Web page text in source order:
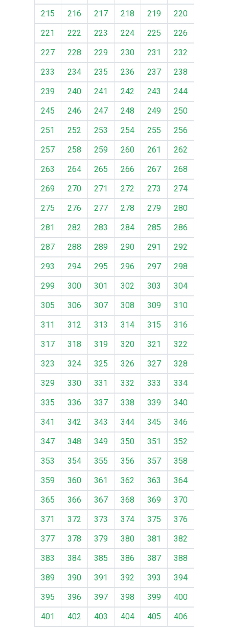
215
216 217 218 219
220
221
222 223 224 225
226
227
228 229 230 231
232
233
234 235 236 237
238
239
240 241 242 243
244
245
246 247 248 249
250
251
252 253 254 255
256
257
258 259 260 261
262
263
264 265 266 267
268
269
270 271 272 273
274
275
276 277 278 279
280
281
282 283 284 285
286
287
288 289 290 291
292
293
294 295 296 297
298
299
300 301 302 303
304
305
306 307 308 309
310
311
312 313 314 315
316
317
318 319 320 321
322
323
324 325 326 327
328
329
330 331 332 333
334
335
336 337 338 339
340
341
342 343 344 345
346
347
348 349 350 351
352
353
354 355 356 357
358
359
360 361 362 363
364
365
366 367 368 369
370
371
372 373 374 375
376
377
378 379 380 381
382
383
384 385 386 387
388
389
390 391 392 393
394
395
396 397 398 399
400
401
402 403 404 405 406